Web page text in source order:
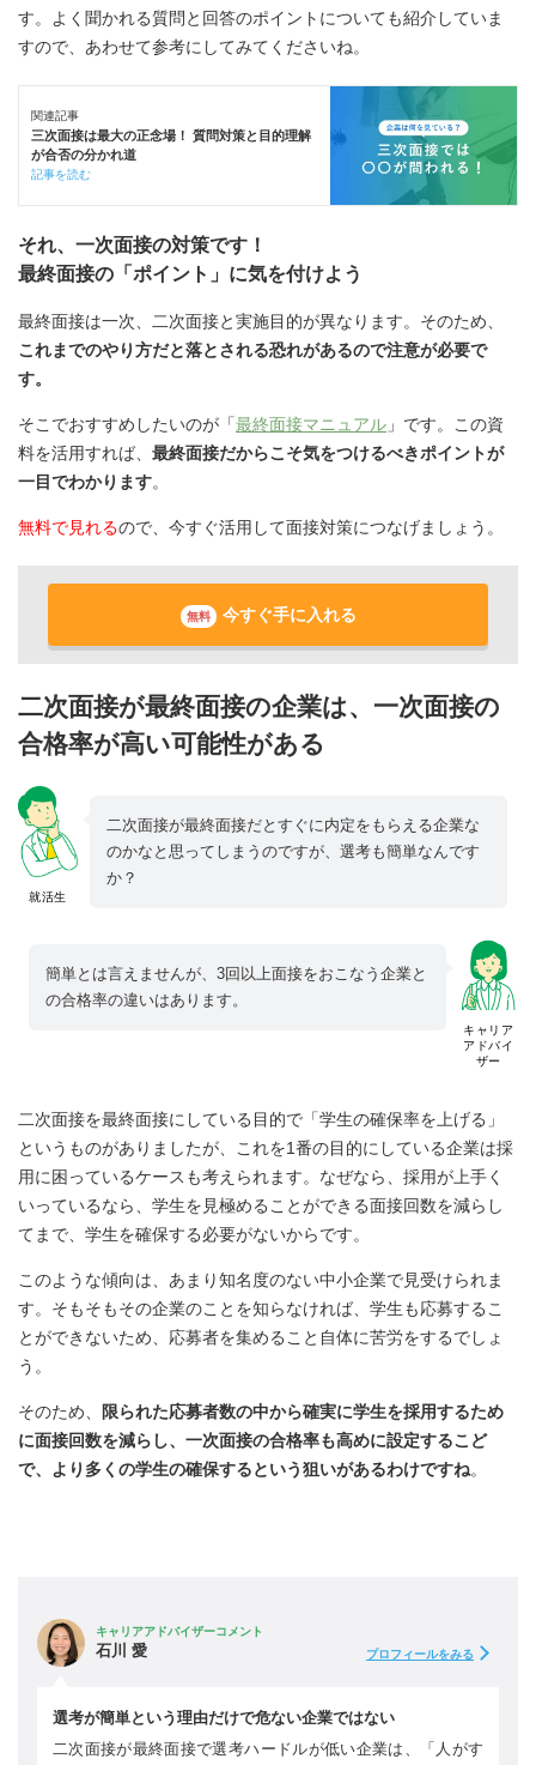
す。よく聞かれる質問と回答のポイントについても紹介していま
すので、あわせて参考にしてみてくださいね。
関連記事
三次面接は最大の正念場！ 質問対策と目的理解
が合否の分かれ道
記事を読む
それ、一次面接の対策です！
最終面接の「ポイント」に気を付けよう
最終面接は一次、二次面接と実施目的が異なります。そのため、
これまでのやり方だと落とされる恐れがあるので注意が必要で
す。
そこでおすすめしたいのが「最終面接マニュアル 」です。この資
料を活用すれば、 最終面接だからこそ気をつけるべきポイントが
一目でわかります。
無料で見れるので、今すぐ活用して面接対策につなげましょう。
無料 今すぐ手に入れる
二次面接が最終面接の企業は、一次面接の
合格率が高い可能性がある
就活生
二次面接が最終面接だとすぐに内定をもらえる企業な
のかなと思ってしまうのですが、選考も簡単なんです
か？
キャリア
アドバイ
ザー
簡単とは言えませんが、3回以上面接をおこなう企業と
の合格率の違いはあります。
二次面接を最終面接にしている目的で「学生の確保率を上げる」
というものがありましたが、これを1番の目的にしている企業は採
用に困っているケースも考えられます。なぜなら、採用が上手く
いっているなら、学生を見極めることができる面接回数を減らし
てまで、学生を確保する必要がないからです。
このような傾向は、あまり知名度のない中小企業で見受けられま
す。そもそもその企業のことを知らなければ、学生も応募するこ
とができないため、応募者を集めること自体に苦労をするでしょ
う。
そのため、
限られた応募者数の中から確実に学生を採用するため
に面接回数を減らし、一次面接の合格率も高めに設定するこど
で、より多くの学生の確保するという狙いがあるわけですね。
キャリアアドバイザーコメント
石川 愛 プロフィールをみる
選考が簡単という理由だけで危ない企業ではない
二次面接が最終面接で選考ハードルが低い企業は、「人がす